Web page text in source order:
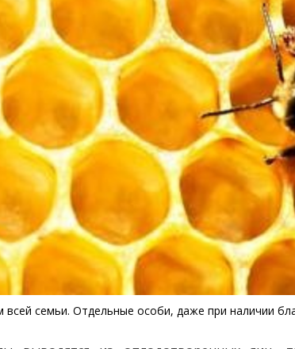
семьи. Отдельные особи, даже при наличии